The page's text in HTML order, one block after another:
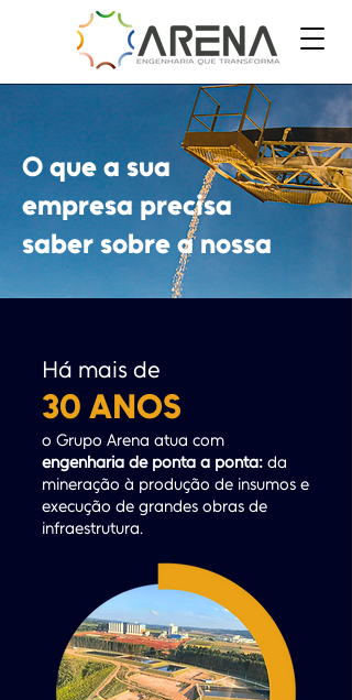
O que a sua
empresa precisa
saber sobre a nossa
Há mais de
30 ANOS
o Grupo Arena atua com
engenharia de ponta a ponta: da
mineração à produção de insumos e
execução de grandes obras de
infraestrutura.